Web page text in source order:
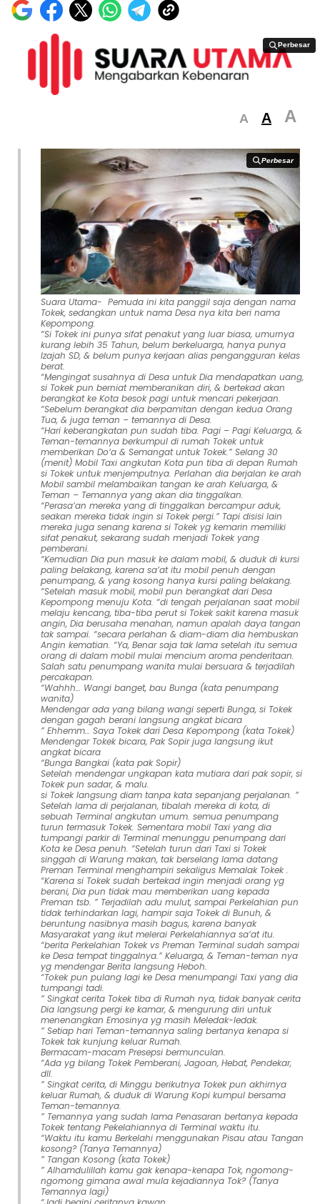
Perbesar
Perbesar
A A A
Perbesar
Perbesar
Suara Utama- Pemuda ini kita panggil saja dengan nama
Tokek, sedangkan untuk nama Desa nya kita beri nama
Kepompong.
“Si Tokek ini punya sifat penakut yang luar biasa, umurnya
kurang lebih 35 Tahun, belum berkeluarga, hanya punya
Izajah SD, & belum punya kerjaan alias pengangguran kelas
berat.
“Mengingat susahnya di Desa untuk Dia mendapatkan uang,
si Tokek pun berniat memberanikan diri, & bertekad akan
berangkat ke Kota besok pagi untuk mencari pekerjaan.
“Sebelum berangkat dia berpamitan dengan kedua Orang
Tua, & juga teman – temannya di Desa.
“Hari keberangkatan pun sudah tiba. Pagi – Pagi Keluarga, &
Teman-temannya berkumpul di rumah Tokek untuk
memberikan Do’a & Semangat untuk Tokek.” Selang 30
(menit) Mobil Taxi angkutan Kota pun tiba di depan Rumah
si Tokek untuk menjemputnya. Perlahan dia berjalan ke arah
Mobil sambil melambaikan tangan ke arah Keluarga, &
Teman – Temannya yang akan dia tinggalkan.
“Perasa’an mereka yang di tinggalkan bercampur aduk,
seakan mereka tidak ingin si Tokek pergi.” Tapi disisi lain
mereka juga senang karena si Tokek yg kemarin memiliki
sifat penakut, sekarang sudah menjadi Tokek yang
pemberani.
“Kemudian Dia pun masuk ke dalam mobil, & duduk di kursi
paling belakang, karena sa’at itu mobil penuh dengan
penumpang, & yang kosong hanya kursi paling belakang.
“Setelah masuk mobil, mobil pun berangkat dari Desa
Kepompong menuju Kota. “di tengah perjalanan saat mobil
melaju kencang, tiba-tiba perut si Tokek sakit karena masuk
angin, Dia berusaha menahan, namun apalah daya tangan
tak sampai. “secara perlahan & diam-diam dia hembuskan
Angin kematian. “Ya, Benar saja tak lama setelah itu semua
orang di dalam mobil mulai mencium aroma penderitaan.
Salah satu penumpang wanita mulai bersuara & terjadilah
percakapan.
“Wahhh… Wangi banget, bau Bunga (kata penumpang
wanita)
Mendengar ada yang bilang wangi seperti Bunga, si Tokek
dengan gagah berani langsung angkat bicara
” Ehhemm… Saya Tokek dari Desa Kepompong (kata Tokek)
Mendengar Tokek bicara, Pak Sopir juga langsung ikut
angkat bicara
“Bunga Bangkai (kata pak Sopir)
Setelah mendengar ungkapan kata mutiara dari pak sopir, si
Tokek pun sadar, & malu.
si Tokek langsung diam tanpa kata sepanjang perjalanan. ”
Setelah lama di perjalanan, tibalah mereka di kota, di
sebuah Terminal angkutan umum. semua penumpang
turun termasuk Tokek. Sementara mobil Taxi yang dia
tumpangi parkir di Terminal menunggu penumpang dari
Kota ke Desa penuh. “Setelah turun dari Taxi si Tokek
singgah di Warung makan, tak berselang lama datang
Preman Terminal menghampiri sekaligus Memalak Tokek .
“Karena si Tokek sudah bertekad ingin menjadi orang yg
berani, Dia pun tidak mau memberikan uang kepada
Preman tsb. ” Terjadilah adu mulut, sampai Perkelahian pun
tidak terhindarkan lagi, hampir saja Tokek di Bunuh, &
beruntung nasibnya masih bagus, karena banyak
Masyarakat yang ikut melerai Perkelahiannya sa’at itu.
“berita Perkelahian Tokek vs Preman Terminal sudah sampai
ke Desa tempat tinggalnya.” Keluarga, & Teman-teman nya
yg mendengar Berita langsung Heboh.
“Tokek pun pulang lagi ke Desa menumpangi Taxi yang dia
tumpangi tadi.
” Singkat cerita Tokek tiba di Rumah nya, tidak banyak cerita
Dia langsung pergi ke kamar, & mengurung diri untuk
menenangkan Emosinya yg masih Meledak-ledak.
” Setiap hari Teman-temannya saling bertanya kenapa si
Tokek tak kunjung keluar Rumah.
Bermacam-macam Presepsi bermunculan.
“Ada yg bilang Tokek Pemberani, Jagoan, Hebat, Pendekar,
dll.
” Singkat cerita, di Minggu berikutnya Tokek pun akhirnya
keluar Rumah, & duduk di Warung Kopi kumpul bersama
Teman-temannya.
” Temannya yang sudah lama Penasaran bertanya kepada
Tokek tentang Pekelahiannya di Terminal waktu itu.
“Waktu itu kamu Berkelahi menggunakan Pisau atau Tangan
kosong? (Tanya Temannya)
” Tangan Kosong (kata Tokek)
” Alhamdulillah kamu gak kenapa-kenapa Tok, ngomong-
ngomong gimana awal mula kejadiannya Tok? (Tanya
Temannya lagi)